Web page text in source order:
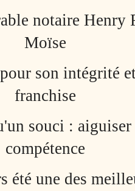
notaire Henry
Moïse
son intégrité
franchise
souci : aiguiser
compétence
été une des